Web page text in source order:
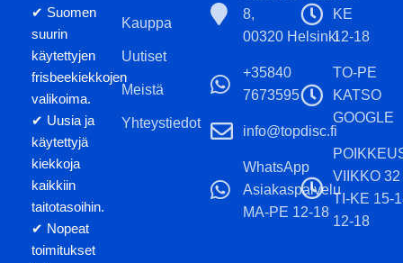
✔ Suomen
suurin
käytettyjen
frisbeekiekkojen
valikoima.
✔ Uusia ja
käytettyjä
kiekkoja
kaikkiin
taitotasoihin.
✔ Nopeat
toimitukset
Kauppa
Uutiset
Meistä
Yhteystiedot
8,
00320 Helsinki
+35840
7673595
info@topdisc.fi
WhatsApp
Asiakaspalvelu
MA-PE 12-18
KE
12-18
TO-PE
KATSO
GOOGLE
VIIKKO 32
TI-KE 15-
12-18